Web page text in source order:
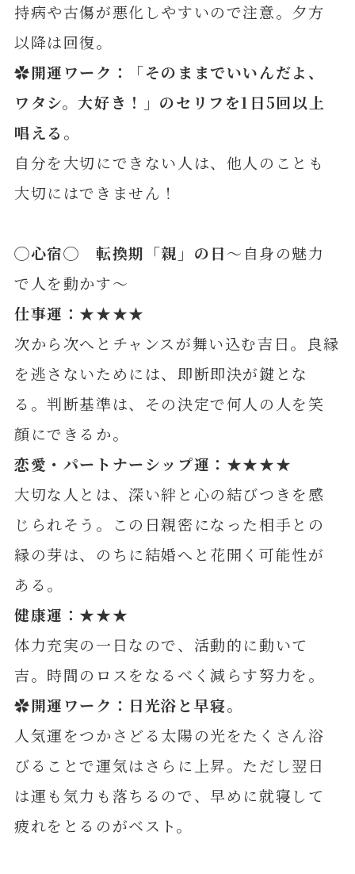
持病や古傷が悪化しやすいので注意。夕方
以降は回復。
✿開運ワーク：「そのままでいいんだよ、
ワタシ。大好き！ 」のセリフを1日5回以上
唱える 。
自分を大切にできない人は、他人のことも
大切にはできません！
◯心宿◯ 転換期「親」の日～自身の魅力
で人を動かす～
仕事運：★★★★
次から次へとチャンスが舞い込む吉日。良縁
を逃さないためには、即断即決が鍵とな
る。判断基準は、その決定で何人の人を笑
顔にできるか。
恋愛・パートナーシップ運：★★★★
大切な人とは、深い絆と心の結びつきを感
じられそう。この日親密になった相手との
縁の芽は、のちに結婚へと花開く可能性が
ある。
健康運：★★★
体力充実の一日なので、活動的に動いて
吉。時間のロスをなるべく減らす努力を。
✿開運ワーク：日光浴と早寝。
人気運をつかさどる太陽の光をたくさん浴
びることで運気はさらに上昇。ただし翌日
は運も気力も落ちるので、早めに就寝して
疲れをとるのがベスト。